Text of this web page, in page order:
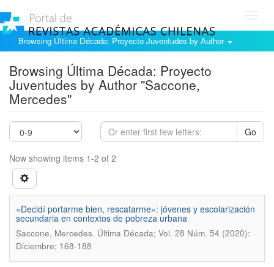
Browsing Última Década: Proyecto Juventudes by Author
Browsing Última Década: Proyecto
Juventudes by Author "Saccone,
Mercedes"
Go
Now showing items 1-2 of 2
«Decidí portarme bien, rescatarme»: jóvenes y escolarización
secundaria en contextos de pobreza urbana
Saccone, Mercedes. Última Década; Vol. 28 Núm. 54 (2020):
Diciembre; 168-188